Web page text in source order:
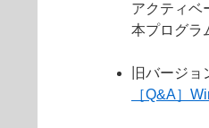
アクティベ
本プログラ
旧バージ
［Q&A］